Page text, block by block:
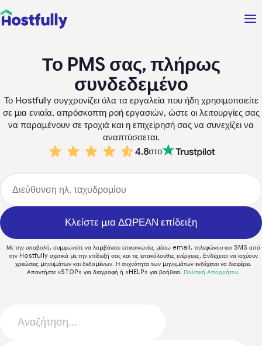
Το PMS σας, πλήρως
συνδεδεμένο
Το Hostfully συγχρονίζει όλα τα εργαλεία που ήδη χρησιμοποιείτε
σε μια ενιαία, απρόσκοπτη ροή εργασιών, ώστε οι λειτουργίες σας
να παραμένουν σε τροχιά και η επιχείρησή σας να συνεχίζει να
αναπτύσσεται.
4.8στο
Κλείστε μια ΔΩΡΕΑΝ επίδειξη
Με την υποβολή, συμφωνείτε να λαμβάνετε επικοινωνίες μέσω email, τηλεφώνου και SMS από
την Hostfully σχετικά με την επίδειξή σας και τις επακόλουθες ενέργειες. Ενδέχεται να ισχύουν
χρεώσεις μηνυμάτων και δεδομένων. Η συχνότητα των μηνυμάτων ενδέχεται να διαφέρει.
Απαντήστε «STOP» για διαγραφή ή «HELP» για βοήθεια. Πολιτική Απορρήτου.